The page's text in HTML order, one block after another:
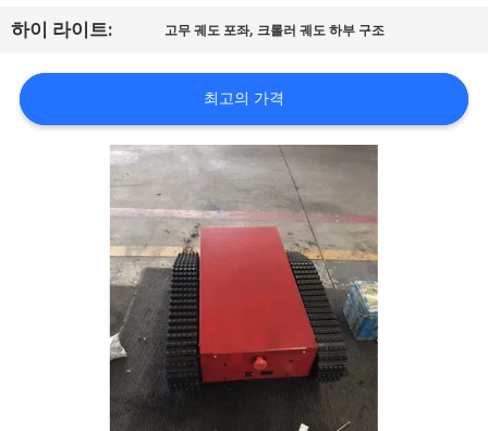
질
하이 라이트: 고무 궤도 포좌, 크롤러 궤도 하부 구조
최고의 가격